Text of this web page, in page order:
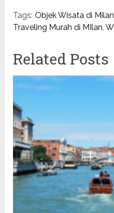
Tags: Objek Wisata di Milan
Traveling Murah di MIlan ,
Related Posts